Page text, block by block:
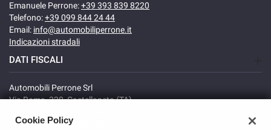
Emanuele Perrone:+39 393 839 8220
Telefono:+39 099 844 24 44
Email: info@automobiliperrone.it
Indicazioni stradali
DATI FISCALI
Automobili Perrone Srl
Via Roma, 320, Castellaneta (TA)
Registro delle imprese: TA
Cookie Policy